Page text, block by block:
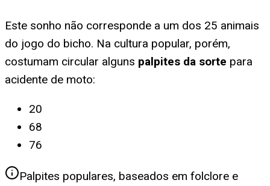
Este sonho não corresponde a um dos 25 animais
do jogo do bicho. Na cultura popular, porém,
costumam circular alguns palpites da sorte para
acidente de moto:
20
68
76
Palpites populares, baseados em folclore e